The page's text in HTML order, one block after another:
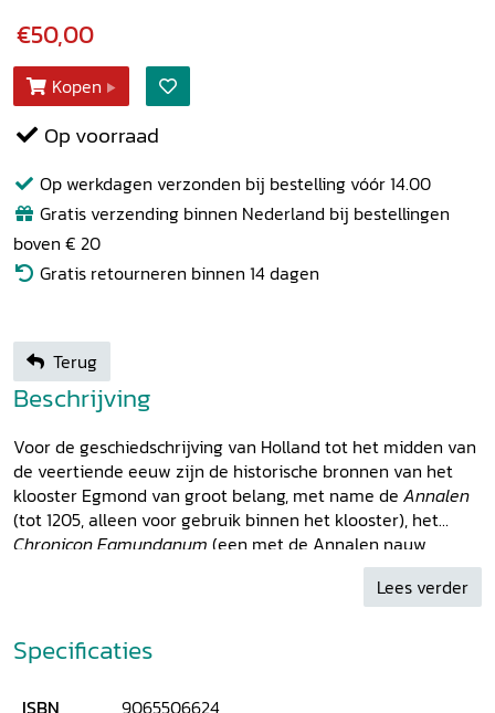
€50,00
Kopen
Op voorraad
Op werkdagen verzonden bij bestelling vóór 14.00
Gratis verzending binnen Nederland bij bestellingen
boven € 20
Gratis retourneren binnen 14 dagen
Terug
Beschrijving
Voor de geschiedschrijving van Holland tot het midden van
de veertiende eeuw zijn de historische bronnen van het
klooster Egmond van groot belang, met name de Annalen
(tot 1205, alleen voor gebruik binnen het klooster), het
Chronicon Egmundanum (een met de Annalen nauw
verwante tekst voor een breder publiek) en deKroniek van
(tot 1332). Marijke Gumbert heeft deze
vertaling en een inleiding. Willem Procurator, geboren rond
1295, ging naar school in Spaarnwoude, was kapelaan bij de
Lees verder
Specificaties
ISBN
9065506624